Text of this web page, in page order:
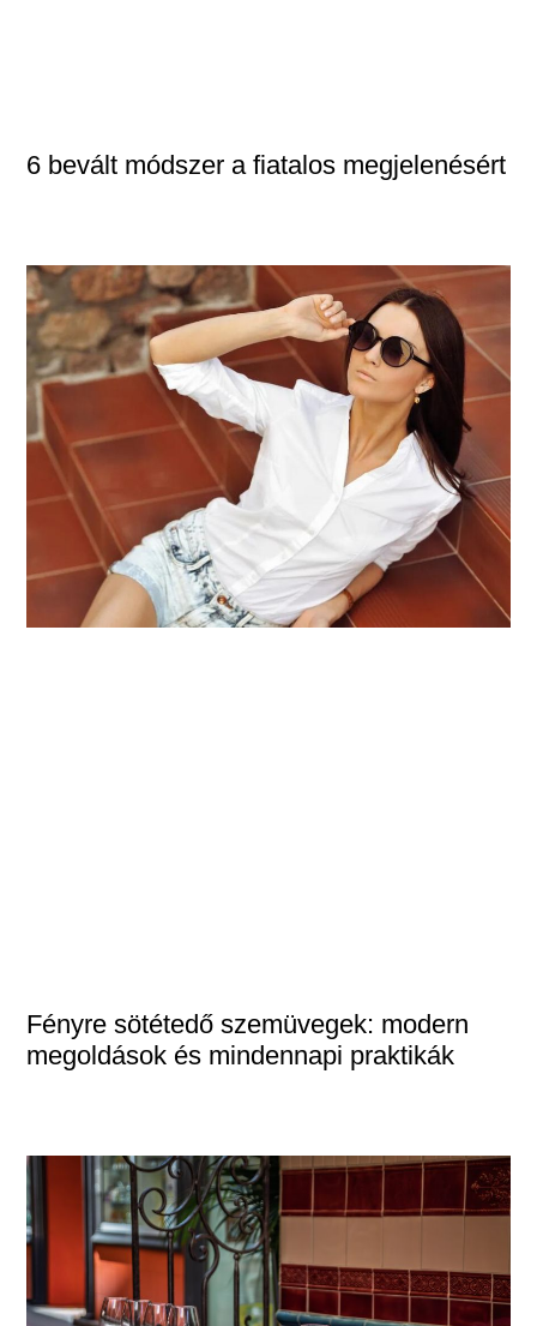
6 bevált módszer a fiatalos megjelenésért
Fényre sötétedő szemüvegek: modern
megoldások és mindennapi praktikák